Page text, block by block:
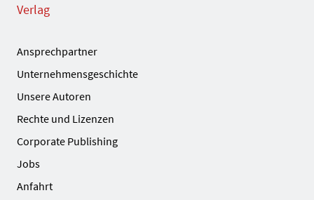
Verlag
Ansprechpartner
Unternehmensgeschichte
Unsere Autoren
Rechte und Lizenzen
Corporate Publishing
Jobs
Anfahrt